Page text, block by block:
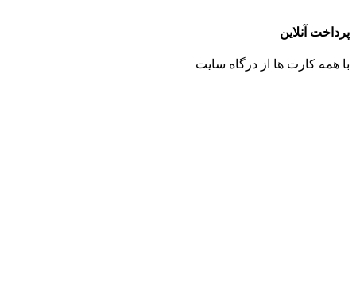
پرداخت آنلاین
با همه کارت ها از درگاه سایت